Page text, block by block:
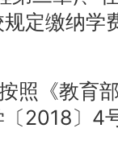
定缴纳学
《教育部
2018〕4